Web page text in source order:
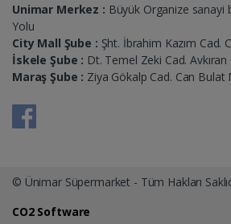
Unimar Merkez : Büyük Organize sanayi
Yolu
City Mall Şube : Şht. İbrahim Kazım Cad.
İskele Şube : Dt. Temel Zeki Cad.
Maraş Şube : Ziya Gökalp Cad. Can Bulat
© Ünimar Süpermarket - Tüm Hakları
CO2 Software